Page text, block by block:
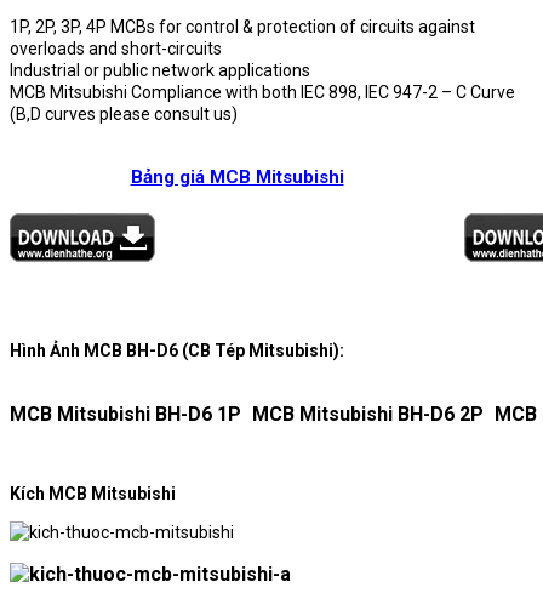
1P, 2P, 3P, 4P MCBs for control & protection of circuits against
overloads and short-circuits
Industrial or public network applications
MCB Mitsubishi Compliance with both IEC 898, IEC 947-2 – C Curve
(B,D curves please consult us)
Bảng giá MCB Mitsubishi
Hình Ảnh MCB BH-D6 (CB Tép Mitsubishi):
MCB Mitsubishi BH-D6 1P MCB Mitsubishi BH-D6 2P
Kích MCB Mitsubishi